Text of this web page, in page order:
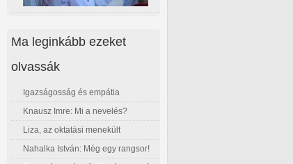
Ma leginkább ezeket
olvassák
Igazságosság és empátia
Knausz Imre: Mi a nevelés?
Liza, az oktatási menekült
Nahalka István: Még egy rangsor!